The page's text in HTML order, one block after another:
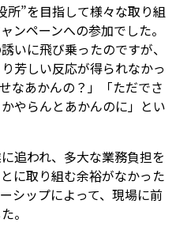
所”を目指して様々な取り組
ンペーンへの参加でした。
いに飛び乗ったのですが、
芳しい反応が得られなかっ
なあかんの？」「ただでさ
やらんとあかんのに」とい
追われ、多大な業務負担を
に取り組む余裕がなかった
シップによって、現場に前
。